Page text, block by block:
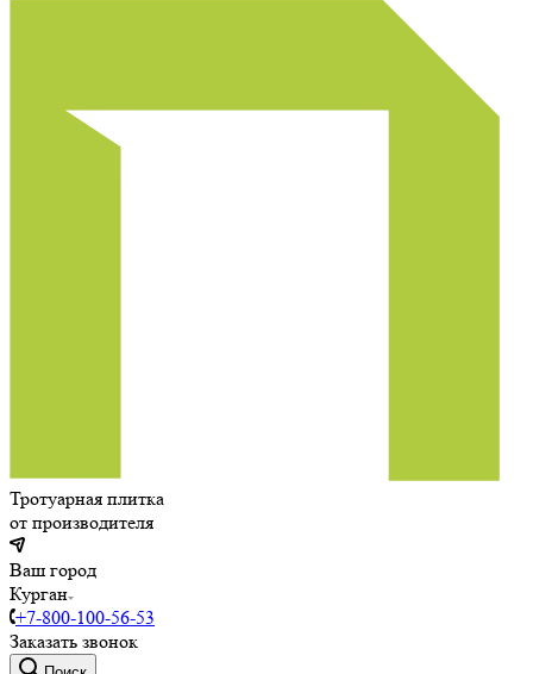
Тротуарная плитка
от производителя
Ваш город
Курган
+7-800-100-56-53
Заказать звонок